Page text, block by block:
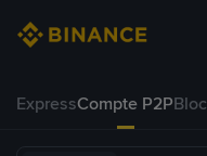
ExpressCompte P2PBloc